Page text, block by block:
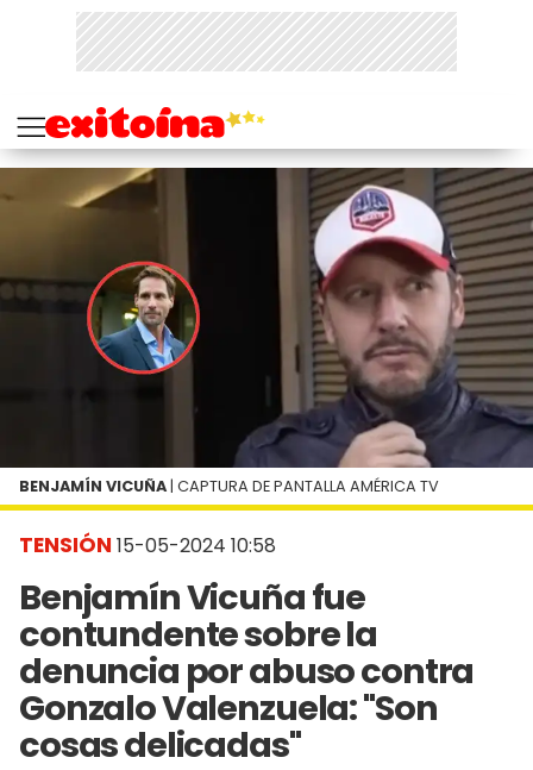
TENSIÓN 15-05-2024 10:58
Benjamín Vicuña fue
contundente sobre la
denuncia por abuso contra
Gonzalo Valenzuela: "Son
cosas delicadas"
BENJAMÍN VICUÑA | CAPTURA DE PANTALLA AMÉRICA TV